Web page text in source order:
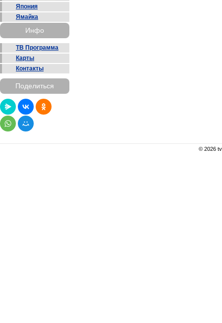
Япония
Ямайка
Инфо
ТВ Программа
Карты
Контакты
Поделиться
© 2026